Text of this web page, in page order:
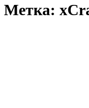
Метка: